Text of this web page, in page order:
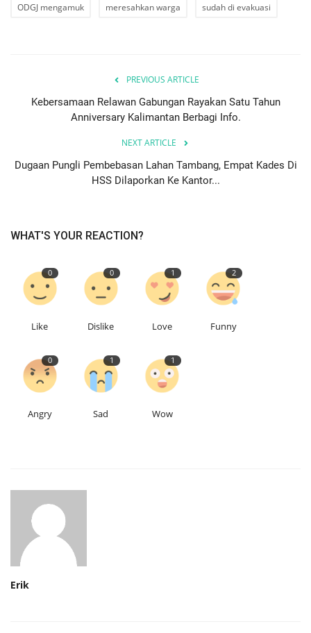
ODGJ mengamuk meresahkan warga sudah di evakuasi
PREVIOUS ARTICLE
Kebersamaan Relawan Gabungan Rayakan Satu Tahun
Anniversary Kalimantan Berbagi Info.
NEXT ARTICLE
Dugaan Pungli Pembebasan Lahan Tambang, Empat Kades Di
HSS Dilaporkan Ke Kantor...
WHAT'S YOUR REACTION?
0
Like
0
Dislike
1
Love
2
Funny
0
Angry
1
Sad
1
Wow
Erik